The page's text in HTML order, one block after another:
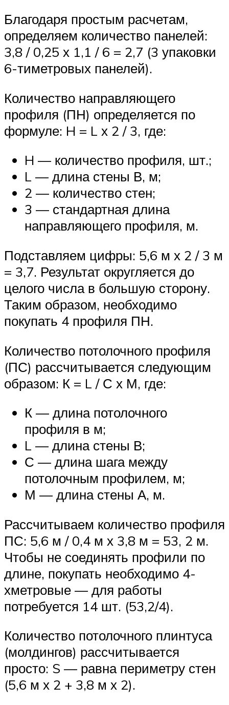
Благодаря простым расчетам,
определяем количество панелей:
3,8 / 0,25 х 1,1 / 6 = 2,7 (3 упаковки
6-тиметровых панелей).
Количество направляющего
профиля (ПН) определяется по
формуле: H = L х 2 / 3, где:
H — количество профиля, шт.;
L — длина стены В, м;
2 — количество стен;
3 — стандартная длина
направляющего профиля, м.
Подставляем цифры: 5,6 м х 2 / 3 м
= 3,7. Результат округляется до
целого числа в большую сторону.
Таким образом, необходимо
покупать 4 профиля ПН.
Количество потолочного профиля
(ПС) рассчитывается следующим
образом: К = L / С х М, где:
К — длина потолочного
профиля в м;
L — длина стены В;
С — длина шага между
потолочным профилем, м;
М — длина стены А, м.
Рассчитываем количество профиля
ПС: 5,6 м / 0,4 м х 3,8 м = 53, 2 м.
Чтобы не соединять профили по
длине, покупать необходимо 4-
хметровые — для работы
потребуется 14 шт. (53,2/4).
Количество потолочного плинтуса
(молдингов) рассчитывается
просто: S — равна периметру стен
(5,6 м х 2 + 3,8 м х 2).